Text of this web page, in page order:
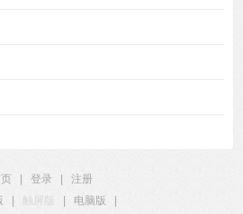
登录
注册
触屏版 电脑版